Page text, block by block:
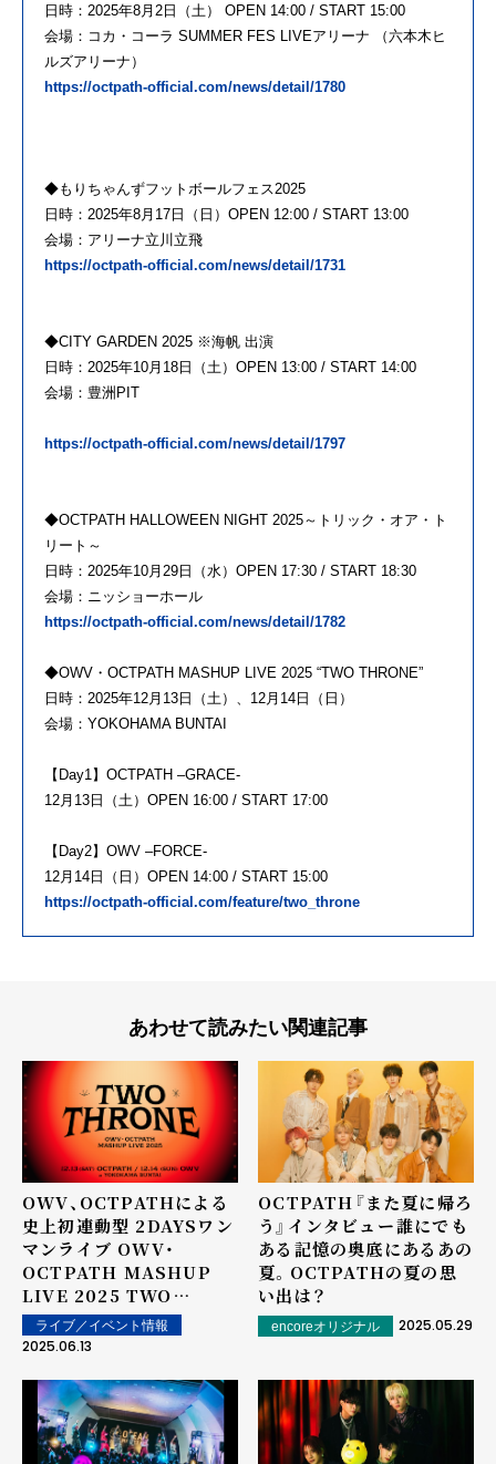
日時：2025年8月2日（土） OPEN 14:00 / START 15:00
会場：コカ・コーラ SUMMER FES LIVEアリーナ （六本木ヒ
ルズアリーナ）
https://octpath-official.com/news/detail/1780
◆もりちゃんずフットボールフェス2025
日時：2025年8月17日（日）OPEN 12:00 / START 13:00
会場：アリーナ立川立飛
https://octpath-official.com/news/detail/1731
◆CITY GARDEN 2025 ※海帆 出演
日時：2025年10月18日（土）OPEN 13:00 / START 14:00
会場：豊洲PIT
https://octpath-official.com/news/detail/1797
◆OCTPATH HALLOWEEN NIGHT 2025～トリック・オア・ト
リート～
日時：2025年10月29日（水）OPEN 17:30 / START 18:30
会場：ニッショーホール
https://octpath-official.com/news/detail/1782
◆OWV・OCTPATH MASHUP LIVE 2025 “TWO THRONE”
日時：2025年12月13日（土）、12月14日（日）
会場：YOKOHAMA BUNTAI
【Day1】OCTPATH –GRACE-
12月13日（土）OPEN 16:00 / START 17:00
【Day2】OWV –FORCE-
12月14日（日）OPEN 14:00 / START 15:00
https://octpath-official.com/feature/two_throne
あわせて読みたい関連記事
OWV、OCTPATHによる
史上初連動型 2DAYSワン
マンライブ OWV・
OCTPATH MASHUP
LIVE 2025 TWO
THRONE 12/13(土)＆
14(日)に横浜BUNTAIに
ライブ／イベント情報
2025.06.13
OCTPATH『また夏に帰ろ
う』インタビュー――誰にでも
ある記憶の奥底にあるあの
夏。OCTPATHの夏の思
い出は？
encoreオリジナル 2025.05.29